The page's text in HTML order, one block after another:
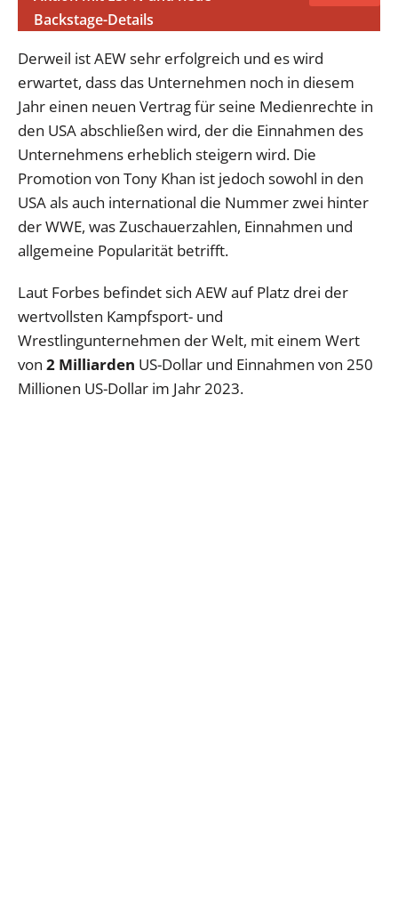
Backstage-Details
Derweil ist AEW sehr erfolgreich und es wird
erwartet, dass das Unternehmen noch in diesem
Jahr einen neuen Vertrag für seine Medienrechte in
den USA abschließen wird, der die Einnahmen des
Unternehmens erheblich steigern wird. Die
Promotion von Tony Khan ist jedoch sowohl in den
USA als auch international die Nummer zwei hinter
der WWE, was Zuschauerzahlen, Einnahmen und
allgemeine Popularität betrifft.
Laut Forbes befindet sich AEW auf Platz drei der
wertvollsten Kampfsport- und
Wrestlingunternehmen der Welt, mit einem Wert
von 2 Milliarden US-Dollar und Einnahmen von 250
Millionen US-Dollar im Jahr 2023.